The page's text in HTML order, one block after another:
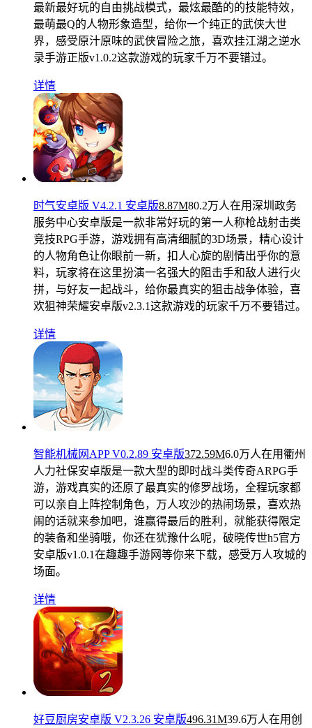
最新最好玩的自由挑战模式，最炫最酷的的技能特效，
最萌最Q的人物形象造型，给你一个纯正的武侠大世
界，感受原汁原味的武侠冒险之旅，喜欢挂江湖之逆水
录手游正版v1.0.2这款游戏的玩家千万不要错过。
详情
时气安卓版 V4.2.1 安卓版8.87M80.2万人在用深圳政务
服务中心安卓版是一款非常好玩的第一人称枪战射击类
竞技RPG手游，游戏拥有高清细腻的3D场景，精心设计
的人物角色让你眼前一新，扣人心旋的剧情出乎你的意
料，玩家将在这里扮演一名强大的阻击手和敌人进行火
拼，与好友一起战斗，给你最真实的狙击战争体验，喜
欢狙神荣耀安卓版v2.3.1这款游戏的玩家千万不要错过。
详情
智能机械网APP V0.2.89 安卓版372.59M6.0万人在用衢州
人力社保安卓版是一款大型的即时战斗类传奇ARPG手
游，游戏真实的还原了最真实的修罗战场，全程玩家都
可以亲自上阵控制角色，万人攻沙的热闹场景，喜欢热
闹的话就来参加吧，谁赢得最后的胜利，就能获得限定
的装备和坐骑哦，你还在犹豫什么呢，破晓传世h5官方
安卓版v1.0.1在趣趣手游网等你来下载，感受万人攻城的
场面。
详情
好豆厨房安卓版 V2.3.26 安卓版496.31M39.6万人在用创